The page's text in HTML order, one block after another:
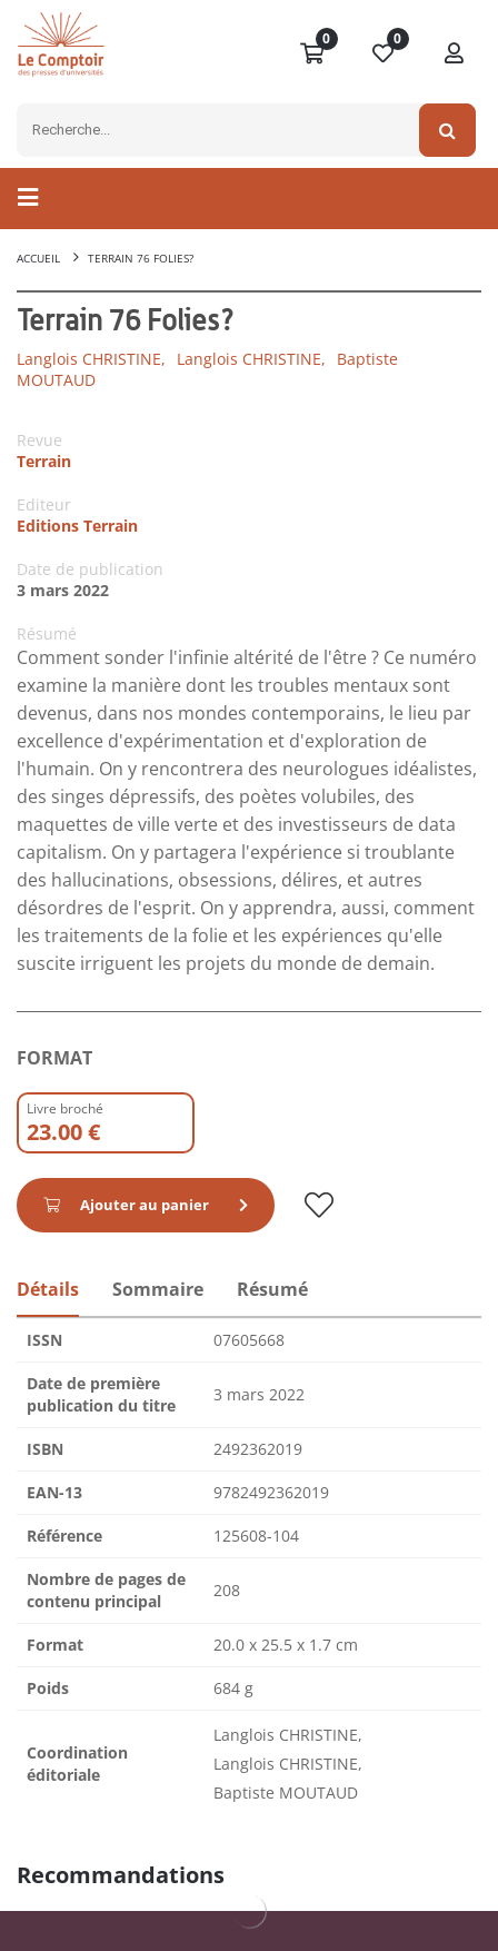
0 0
ACCUEIL TERRAIN 76 FOLIES?
Terrain 76 Folies?
Langlois CHRISTINE, Langlois CHRISTINE,
Baptiste
MOUTAUD
Revue
Terrain
Editeur
Editions Terrain
Date de publication
3 mars 2022
Résumé
Comment sonder l'infinie altérité de l'être ? Ce numéro
examine la manière dont les troubles mentaux sont
devenus, dans nos mondes contemporains, le lieu par
excellence d'expérimentation et d'exploration de
l'humain. On y rencontrera des neurologues idéalistes,
des singes dépressifs, des poètes volubiles, des
maquettes de ville verte et des investisseurs de data
capitalism. On y partagera l'expérience si troublante
des hallucinations, obsessions, délires, et autres
désordres de l'esprit. On y apprendra, aussi, comment
les traitements de la folie et les expériences qu'elle
suscite irriguent les projets du monde de demain.
FORMAT
Livre broché
23.00 €
Ajouter au panier
Détails Sommaire Résumé
ISSN 07605668
Date de première
publication du titre
3 mars 2022
ISBN 2492362019
EAN-13 9782492362019
Référence 125608-104
Nombre de pages de
contenu principal
208
Format 20.0 x 25.5 x 1.7 cm
Poids 684 g
Coordination
éditoriale
Langlois CHRISTINE,
Langlois CHRISTINE,
Baptiste MOUTAUD
Recommandations